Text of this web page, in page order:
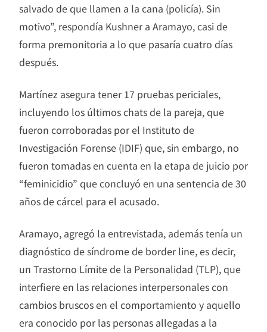
salvado de que llamen a la cana (policía). Sin
motivo”, respondía Kushner a Aramayo, casi de
forma premonitoria a lo que pasaría cuatro días
después.
Martínez asegura tener 17 pruebas periciales,
incluyendo los últimos chats de la pareja, que
fueron corroboradas por el Instituto de
Investigación Forense (IDIF) que, sin embargo, no
fueron tomadas en cuenta en la etapa de juicio por
“feminicidio” que concluyó en una sentencia de 30
años de cárcel para el acusado.
Aramayo, agregó la entrevistada, además tenía un
diagnóstico de síndrome de border line, es decir,
un Trastorno Límite de la Personalidad (TLP), que
interfiere en las relaciones interpersonales con
cambios bruscos en el comportamiento y aquello
era conocido por las personas allegadas a la